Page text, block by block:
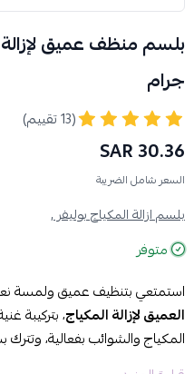
جرام
(13 تقييم)
30.36 SAR
السعر شامل الضريبة
بلسم ازالة المكياج بوليفر ,
متوفر
استمتعي بتنظيف عميق ولمسة
العميق لإزالة المكياج، بتركيبة
المكياج والشوائب بفعالية،